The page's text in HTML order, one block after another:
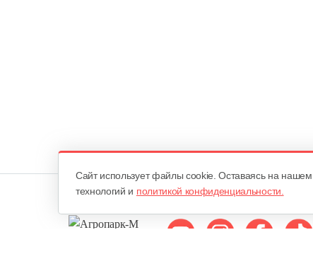
Cайт использует файлы cookie. Оставаясь на
технологий и политикой конфиденциальности.